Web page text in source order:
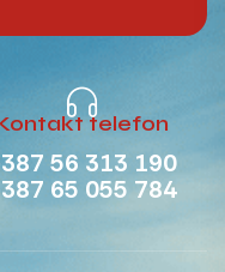
telefon
56 313 190
65 055 784